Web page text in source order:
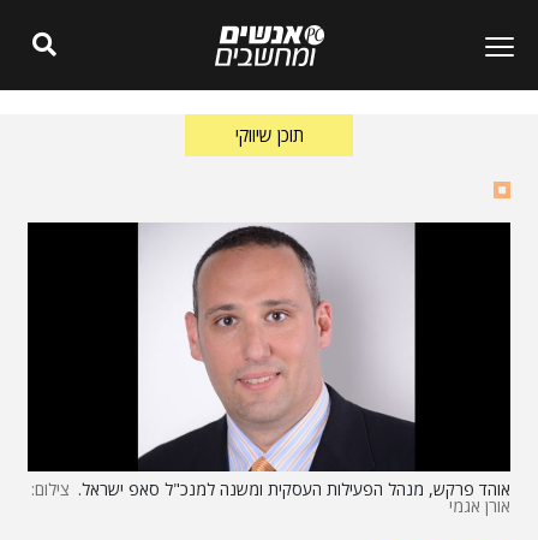
תוכן שיווקי
אוהד פרקש, מנהל הפעילות העסקית ומשנה למנכ"ל סאפ ישראל. צילום:
אורן אגמי